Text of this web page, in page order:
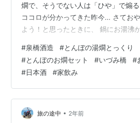
燗で、そうでない人は「ひや」で煽
ココロが分かってきた昨今… さてお
よう！と思ったときに、 鍋にお湯沸
んなときに見つけたこちら、 海老名
（自ら酒造好適米を作っている蔵）の
の、 「とんぼの湯燗とっくり」 これ
徳利タイプ（厳密には150mlなので
取っ手の付いている入れ物に、 やか
（熱湯）を7～8分…
#泉橋酒造 #とんぼの湯燗とっくり
#とんぼのお燗セット #いづみ橋 #
#日本酒 #家飲み
旅の途中 • 2年前